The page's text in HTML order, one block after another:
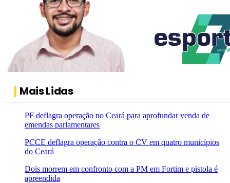
Mais Lidas
PF deflagra operação no Ceará para aprofundar venda de
emendas parlamentares
PCCE deflagra operação contra o CV em quatro municípios
do Ceará
Dois morrem em confronto com a PM em Fortim e pistola é
apreendida